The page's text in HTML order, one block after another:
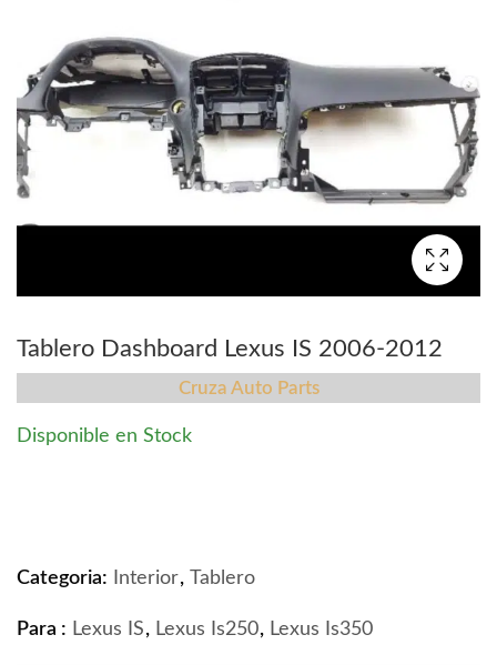
Tablero Dashboard Lexus IS 2006-2012
Cruza Auto Parts
Disponible en Stock
Categoria: Interior, Tablero
Para : Lexus IS, Lexus Is250, Lexus Is350